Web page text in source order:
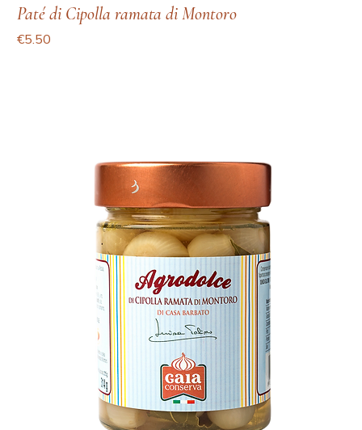
Paté di Cipolla ramata di Montoro
Price
€5.50